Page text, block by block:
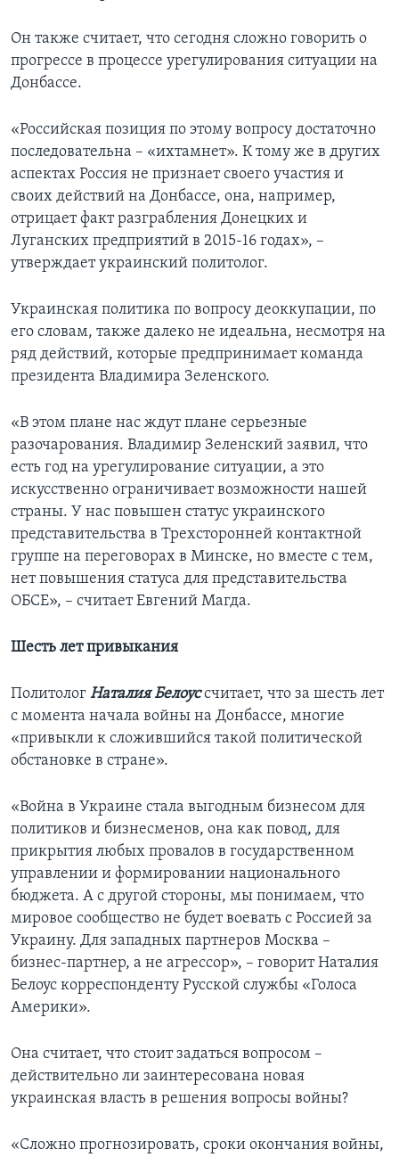
Он также считает, что сегодня сложно говорить о
прогрессе в процессе урегулирования ситуации на
Донбассе.
«Российская позиция по этому вопросу достаточно
последовательна – «ихтамнет». К тому же в других
аспектах Россия не признает своего участия и
своих действий на Донбассе, она, например,
отрицает факт разграбления Донецких и
Луганских предприятий в 2015-16 годах», –
утверждает украинский политолог.
Украинская политика по вопросу деоккупации, по
его словам, также далеко не идеальна, несмотря на
ряд действий, которые предпринимает команда
президента Владимира Зеленского.
«В этом плане нас ждут плане серьезные
разочарования. Владимир Зеленский заявил, что
есть год на урегулирование ситуации, а это
искусственно ограничивает возможности нашей
страны. У нас повышен статус украинского
представительства в Трехсторонней контактной
группе на переговорах в Минске, но вместе с тем,
нет повышения статуса для представительства
ОБСЕ», – считает Евгений Магда.
Шесть лет привыкания
Политолог Наталия Белоуссчитает, что за шесть лет
с момента начала войны на Донбассе, многие
«привыкли к сложившийся такой политической
обстановке в стране».
«Война в Украине стала выгодным бизнесом для
политиков и бизнесменов, она как повод, для
прикрытия любых провалов в государственном
управлении и формировании национального
бюджета. А с другой стороны, мы понимаем, что
мировое сообщество не будет воевать с Россией за
Украину. Для западных партнеров Москва –
бизнес-партнер, а не агрессор», – говорит Наталия
Белоус корреспонденту Русской службы «Голоса
Америки».
Она считает, что стоит задаться вопросом –
действительно ли заинтересована новая
украинская власть в решения вопросы войны?
«Сложно прогнозировать, сроки окончания войны,